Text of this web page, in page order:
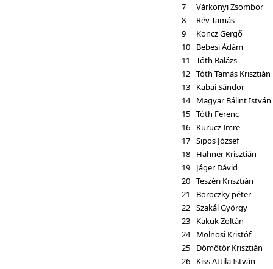
7
Várkonyi Zsombor
8
Rév Tamás
9
Koncz Gergő
10
Bebesi Ádám
11
Tóth Balázs
12 Tóth Tamás Krisztián
13
Kabai Sándor
14 Magyar Bálint István
15 Tóth Ferenc
16
Kurucz Imre
17 Sipos József
18
Hahner Krisztián
19
Jáger Dávid
20 Teszéri Krisztián
21
Böröczky péter
22 Szakál György
23
Kakuk Zoltán
24
Molnosi Kristóf
25
Dömötör Krisztián
26
Kiss Attila István